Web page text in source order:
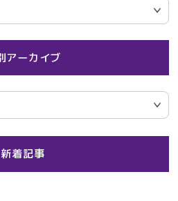
アーカイブ
新着記事